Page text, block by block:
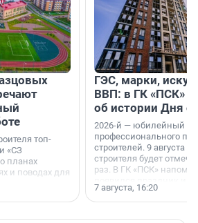
топ-
«СЗ
планах
и поводах для
ГЭС, марки,
ВВП: в ГК «ПСК»
об истории Дня
2026-й — юбилейный
профессионального
строителей. 9 августа
строителя будет
раз. В ГК «ПСК»
поменялась роль
7 августа, 16:20